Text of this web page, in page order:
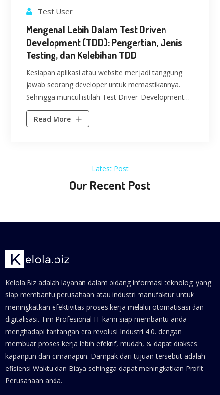
Test User
Mengenal Lebih Dalam Test Driven
Development (TDD): Pengertian, Jenis
Testing, dan Kelebihan TDD
Kesiapan aplikasi atau website menjadi tanggung
jawab seorang developer untuk memastikannya.
Sehingga muncul istilah Test Driven Development
(TDD) yang berguna...
Read More
Latest Post
Our Recent Post
Kelola.Biz adalah layanan dalam bidang informasi teknologi yang
siap membantu perusahaan atau industri manufaktur untuk
meningkatkan efektivitas proses kerja melalui otomatisasi dan
digitalisasi. Tim Profesional IT kami siap membantu anda
menghadapi tantangan era revolusi Industri 4.0. dengan
membuat proses kerja lebih efektif, mudah, & dapat diakses
kapanpun dan dimanapun. Dampak dari tujuan tersebut adalah
efisiensi Waktu dan Biaya sehingga dapat meningkatkan Profit
Perusahaan anda.